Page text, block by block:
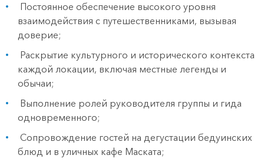
Постоянное обеспечение высокого уровня
взаимодействия с путешественниками, вызывая
доверие;
Раскрытие культурного и исторического контекста
каждой локации, включая местные легенды и
обычаи;
Выполнение ролей руководителя группы и гида
одновременного;
Сопровождение гостей на дегустации бедуинских
блюд и в уличных кафе Маската;